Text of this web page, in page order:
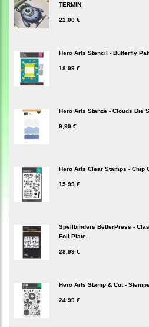
TERMIN
22,00 €
Hero Arts Stencil - Butterfly
18,99 €
Hero Arts Stanze - Clouds Die
9,99 €
Hero Arts Clear Stamps - Chip
15,99 €
Spellbinders BetterPress -
Foil Plate
28,99 €
Hero Arts Stamp & Cut -
24,99 €